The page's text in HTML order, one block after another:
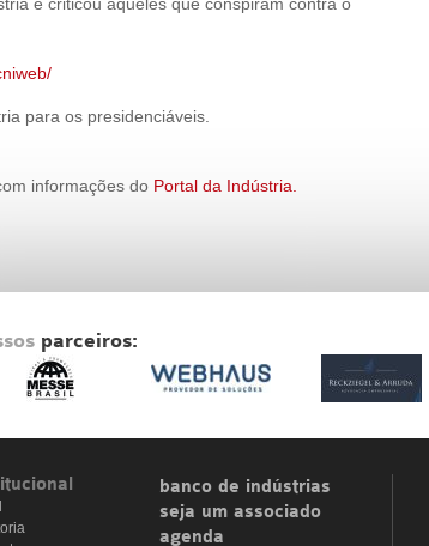
para os presidenciáveis.
informações do Portal da Indústria.
parceiros:
banco de indústrias
seja um associado
agenda